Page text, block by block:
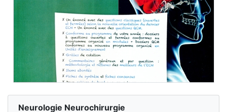
Neurologie Neurochirurgie